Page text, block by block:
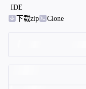
IDE
下载zip
Clone